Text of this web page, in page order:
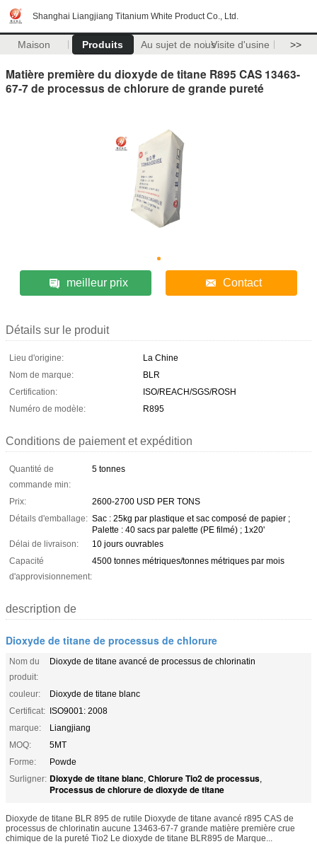
Shanghai Liangjiang Titanium White Product Co., Ltd.
Maison Produits Au sujet de nousVisite d'usine >>
Matière première du dioxyde de titane R895 CAS 13463-
67-7 de processus de chlorure de grande pureté
meilleur prix Contact
Détails sur le produit
Lieu d'origine:
La Chine
Nom de marque:
BLR
Certification:
ISO/REACH/SGS/ROSH
Numéro de modèle:
R895
Conditions de paiement et expédition
Quantité de
commande min:
5 tonnes
Prix:
2600-2700 USD PER TONS
Détails d'emballage: Sac : 25kg par plastique et sac composé de papier ;
Palette : 40 sacs par palette (PE filmé) ; 1x20'
Délai de livraison:
10 jours ouvrables
Capacité
d'approvisionnement:
4500 tonnes métriques/tonnes métriques par mois
description de
Dioxyde de titane de processus de chlorure
Nom du
produit:
Dioxyde de titane avancé de processus de chlorinatin
couleur:
Dioxyde de titane blanc
Certificat: ISO9001: 2008
marque:
Liangjiang
MOQ:
5MT
Forme:
Powde
Surligner: Dioxyde de titane blanc, Chlorure Tio2 de processus,
Processus de chlorure de dioxyde de titane
Dioxyde de titane BLR 895 de rutile Dioxyde de titane avancé r895 CAS de
processus de chlorinatin aucune 13463-67-7 grande matière première crue
chimique de la pureté Tio2 Le dioxyde de titane BLR895 de Marque...